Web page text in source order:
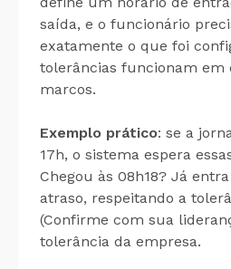
saída, e o funcionário
exatamente o que foi
tolerâncias funcionam em
marcos.
Exemplo prático: se a
17h, o sistema espera
Chegou às 08h18? Já
atraso, respeitando a
(Confirme com sua
tolerância da empresa.